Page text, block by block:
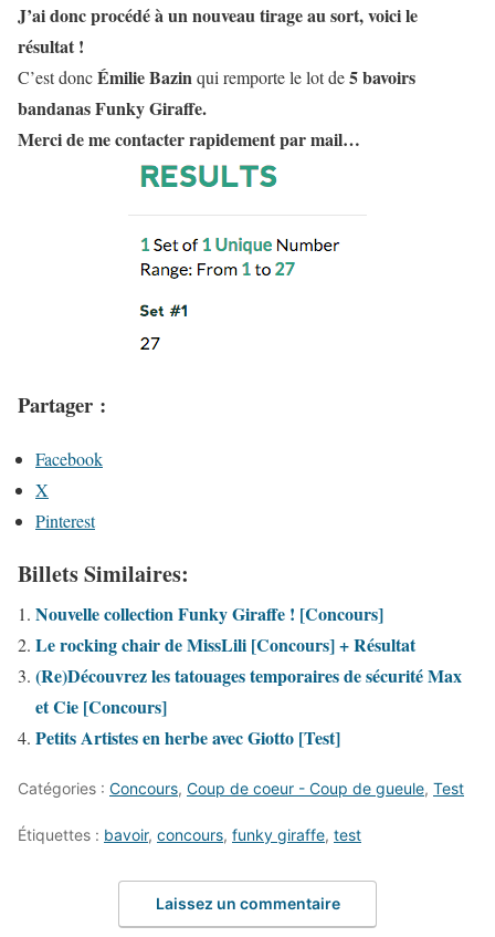
J’ai donc procédé à un nouveau tirage au sort, voici le
résultat !
C’est doncÉmilie Bazinqui remporte le lot de5 bavoirs
bandanas Funky Giraffe.
Merci de me contacter rapidement par mail…
Partager :
Facebook
X
Pinterest
Billets Similaires:
Nouvelle collection Funky Giraffe ! [Concours]
Le rocking chair de MissLili [Concours] + Résultat
(Re)Découvrez les tatouages temporaires de sécurité Max
et Cie [Concours]
Petits Artistes en herbe avec Giotto [Test]
Catégories : Concours, Coup de coeur - Coup de gueule, Test
Étiquettes : bavoir, concours, funky giraffe, test
Laissez un commentaire